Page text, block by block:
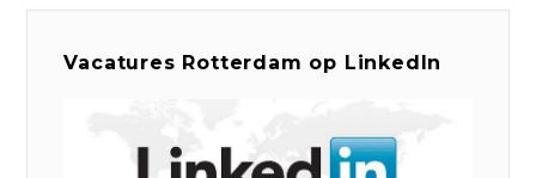
Vacatures Rotterdam op LinkedIn